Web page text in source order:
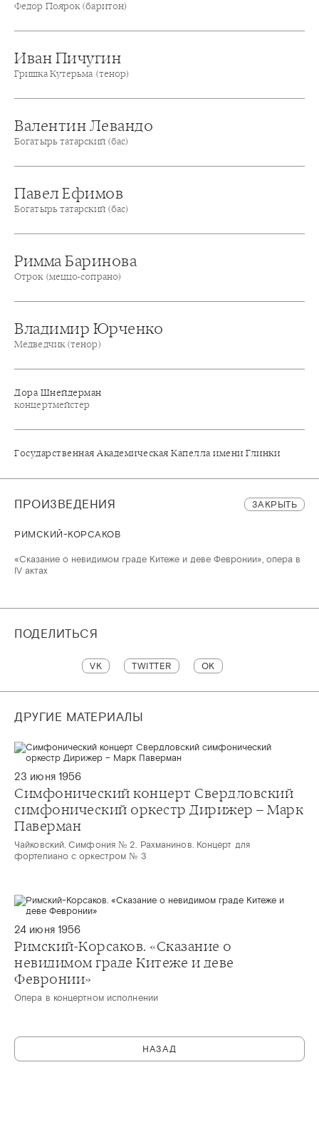
Федор Поярок (баритон)
Иван Пичугин
Гришка Кутерьма (тенор)
Валентин Левандо
Богатырь татарский (бас)
Павел Ефимов
Богатырь татарский (бас)
Римма Баринова
Отрок (меццо-сопрано)
Владимир Юрченко
Медведчик (тенор)
Дора Шнейдерман
концертмейстер
Государственная Академическая Капелла имени Глинки
ПРОИЗВЕДЕНИЯ ЗАКРЫТЬ
РИМСКИЙ-КОРСАКОВ
«Сказание о невидимом граде Китеже и деве Февронии», опера в
IV актах
ПОДЕЛИТЬСЯ
VK TWITTER OK
ДРУГИЕ МАТЕРИАЛЫ
23 июня 1956
Симфонический концерт Свердловский
симфонический оркестр Дирижер – Марк
Паверман
Чайковский. Симфония № 2. Рахманинов. Концерт для
фортепиано с оркестром № 3
24 июня 1956
Римский-Корсаков. «Сказание о
невидимом граде Китеже и деве
Февронии»
Опера в концертном исполнении
НАЗАД